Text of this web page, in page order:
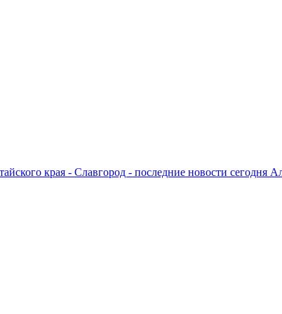
края - Славгород - последние новости сегодня